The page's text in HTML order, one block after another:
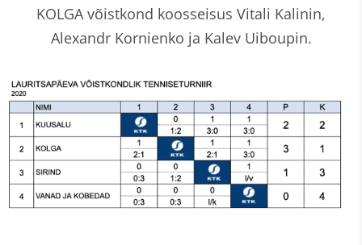
KOLGA võistkond koosseisus Vitali Kalinin,
Alexandr Kornienko ja Kalev Uiboupin.